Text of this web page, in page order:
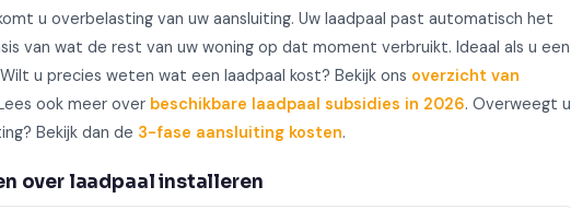
u overbelasting van uw aansluiting. Uw laadpaal past automatisch het
van wat de rest van uw woning op dat moment verbruikt. Ideaal als u een
u precies weten wat een laadpaal kost? Bekijk ons overzicht van
ook meer over beschikbare laadpaal subsidies in 2026. Overweegt u
Bekijk dan de 3-fase aansluiting kosten.
over laadpaal installeren